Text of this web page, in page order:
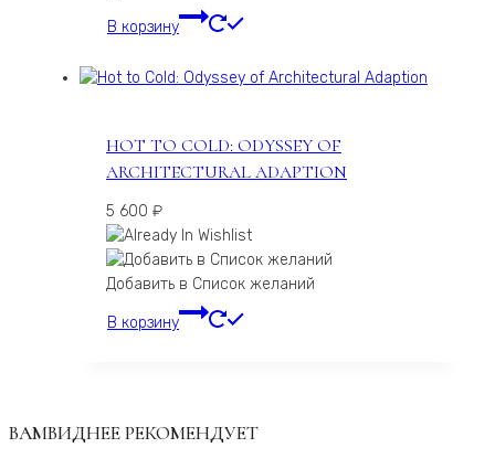
В корзину
HOT TO COLD: ODYSSEY OF
ARCHITECTURAL ADAPTION
5 600 ₽
Добавить в Список желаний
В корзину
ВАМВИДНЕЕ РЕКОМЕНДУЕТ